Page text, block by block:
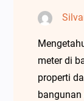
meter di
properti
bangunan